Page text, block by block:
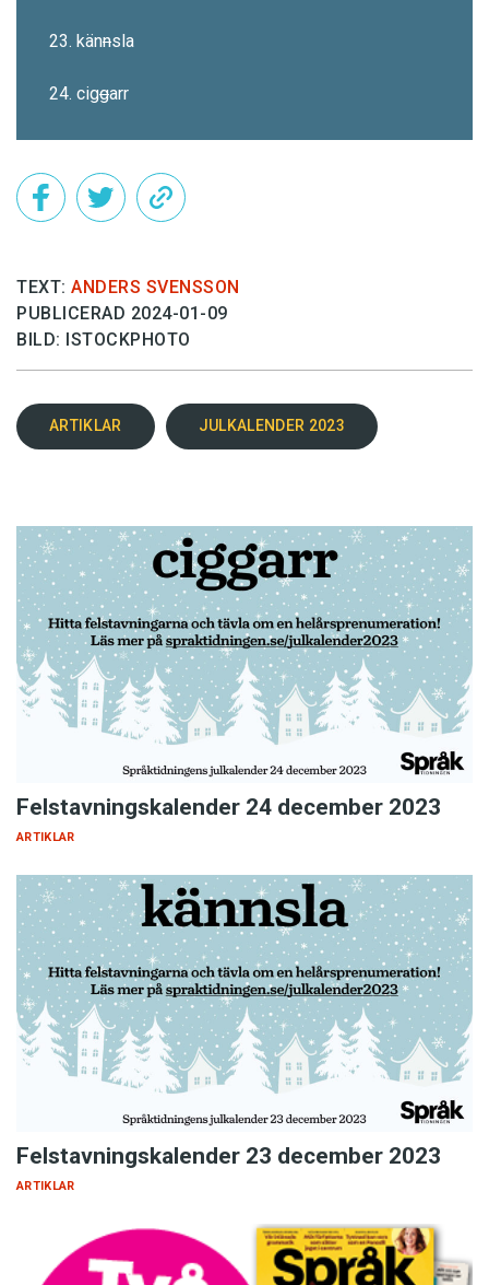
23. kännsla
24. ciggarr
TEXT: ANDERS SVENSSON
PUBLICERAD 2024-01-09
BILD: ISTOCKPHOTO
ARTIKLAR JULKALENDER 2023
Felstavningskalender 24 december 2023
ARTIKLAR
Felstavningskalender 23 december 2023
ARTIKLAR